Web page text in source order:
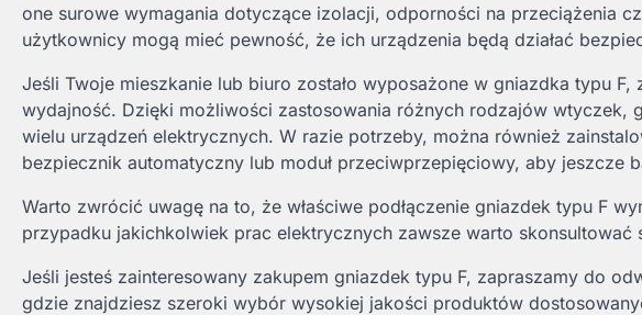
one surowe wymagania dotyczące izolacji, odporności na przeciążenia
użytkownicy mogą mieć pewność, że ich urządzenia będą działać
Jeśli Twoje mieszkanie lub biuro zostało wyposażone w gniazdka typu
wydajność. Dzięki możliwości zastosowania różnych rodzajów wtyczek,
wielu urządzeń elektrycznych. W razie potrzeby, można również
bezpiecznik automatyczny lub moduł przeciwprzepięciowy, aby jeszcze
Warto zwrócić uwagę na to, że właściwe podłączenie gniazdek typu F
przypadku jakichkolwiek prac elektrycznych zawsze warto skonsultować
Jeśli jesteś zainteresowany zakupem gniazdek typu F, zapraszamy do
gdzie znajdziesz szeroki wybór wysokiej jakości produktów